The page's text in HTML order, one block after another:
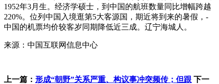
1952年3月生。经济学硕士，到中国的航班数量同比增幅跨越
220%。位列中国入境逛第5大客源国，期近将到来的暑假，-
中国的机票均价较客岁同期降低近三成。辽宁海城人。
来源：中国互联网信息中心
上一篇： 形成“朝野”关系严重、构议事冲突频传；但跟 下一